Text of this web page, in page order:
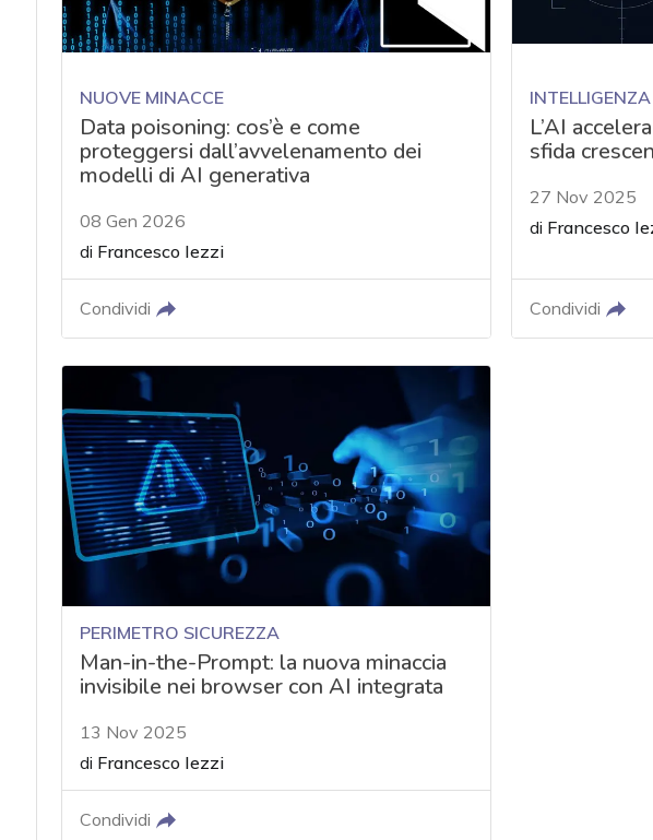
NUOVE MINACCE
Data poisoning: cos’è e come
proteggersi dall’avvelenamento dei
modelli di AI generativa
08 Gen 2026
di Francesco Iezzi
Condividi
L’AI
sfida
27 Nov 2025
di Francesco
Condividi
PERIMETRO SICUREZZA
Man-in-the-Prompt: la nuova minaccia
invisibile nei browser con AI integrata
13 Nov 2025
di Francesco Iezzi
Condividi